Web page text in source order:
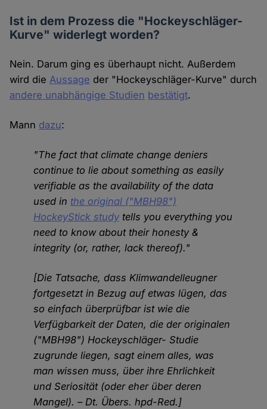
Ist in dem Prozess die "Hockeyschläger-
Kurve" widerlegt worden?
Nein. Darum ging es überhaupt nicht. Außerdem
wird dieAussage der "Hockeyschläger-Kurve" durch
andere unabhängige Studien bestätigt.
Mann dazu:
"The fact that climate change deniers
continue to lie about something as easily
verifiable as the availability of the data
used in the original ("MBH98")
HockeyStick study tells you everything you
need to know about their honesty &
integrity (or, rather, lack thereof)."
[Die Tatsache, dass Klimwandelleugner
fortgesetzt in Bezug auf etwas lügen, das
so einfach überprüfbar ist wie die
Verfügbarkeit der Daten, die der originalen
("MBH98") Hockeyschläger- Studie
zugrunde liegen, sagt einem alles, was
man wissen muss, über ihre Ehrlichkeit
und Seriosität (oder eher über deren
Mangel). – Dt. Übers. hpd-Red.]